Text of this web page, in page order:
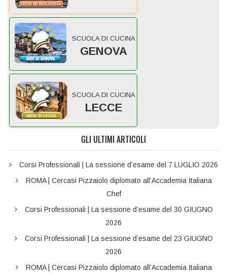
SCUOLA DI CUCINA
GENOVA
SCUOLA DI CUCINA
LECCE
GLI ULTIMI ARTICOLI
Corsi Professionali | La sessione d’esame del 7 LUGLIO 2026
ROMA | Cercasi Pizzaiolo diplomato all’Accademia Italiana
Chef
Corsi Professionali | La sessione d’esame del 30 GIUGNO
2026
Corsi Professionali | La sessione d’esame del 23 GIUGNO
2026
ROMA | Cercasi Pizzaiolo diplomato all’Accademia Italiana